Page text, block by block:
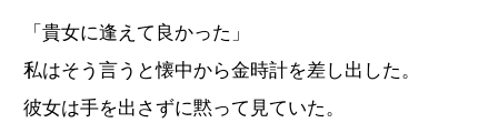
「貴女に逢えて良かった」
私はそう言うと懐中から金時計を差し出した。
彼女は手を出さずに黙って見ていた。